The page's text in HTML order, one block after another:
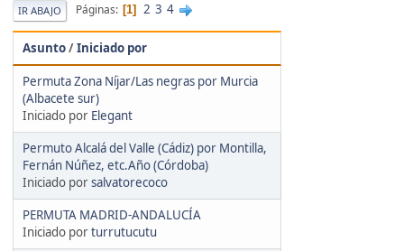
IR ABAJO Páginas 1 2 3 4
Asunto/Iniciado por
Permuta Zona Níjar/Las negras por Murcia
(Albacete sur)
Iniciado por Elegant
Permuto Alcalá del Valle (Cádiz) por Montilla,
Fernán Núñez, etc.Año (Córdoba)
Iniciado porsalvatorecoco
PERMUTA MADRID-ANDALUCÍA
Iniciado porturrutucutu